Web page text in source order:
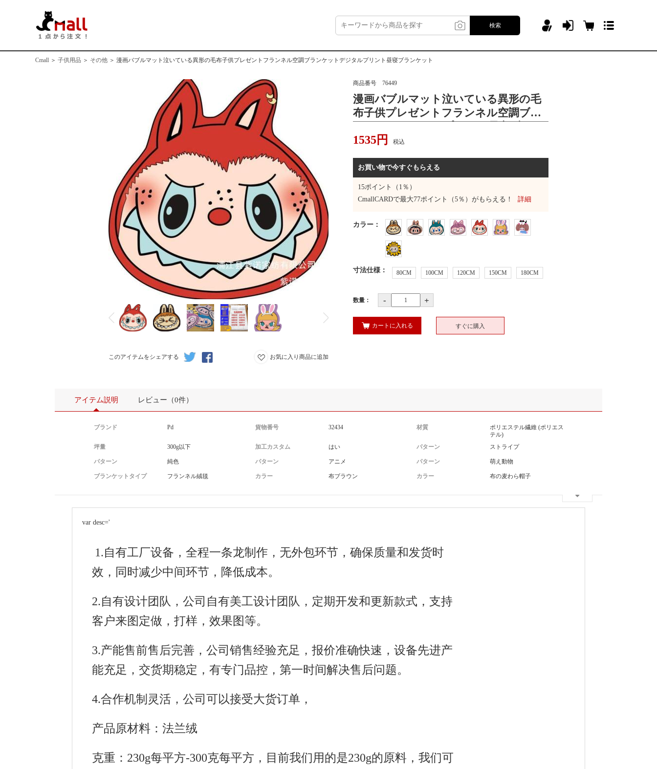
検索
Cmall ＞ 子供用品 ＞ その他 ＞ 漫画バブルマット泣いている異形の毛布子供プレゼントフランネル空調ブランケットデジタルプリント昼寝ブランケット
このアイテムをシェアする お気に入り商品に追加
商品番号 76449
漫画バブルマット泣いている異形の毛
布子供プレゼントフランネル空調ブラ
ケット
1535円 税込
お買い物で今すぐもらえる
15ポイント（1％）
CmallCARDで最大77ポイント（5％）がもらえる！ 詳細
カラー ：
寸法仕様 ： 80CM 100CM 120CM 150CM 180CM
数量： - +
カートに入れる すぐに購入
アイテム説明 レビュー（0件）
ブランド Pd 貨物番号 32434 材質
ポリエステル繊維 (ポリエス
テル)
坪量
300g以下 加工カスタム はい パターン ストライプ
パターン 純色 パターン アニメ パターン 萌え動物
ブランケットタイプ フランネル絨毯 カラー 布ブラウン カラー 布の麦わら帽子
var desc='
2.自有设计团队，公司自有美工设计团队，定期开发和更新款式，支持
客户来图定做，打样，效果图等。
3.产能售前售后完善，公司销售经验充足，报价准确快速，设备先进产
客户咨询我们旺旺。我们可以制定一对一的生产方案。
工艺：产品使用的是单面数码印花及热转印工艺，使用的都是3000*300
0分辨率的高清图，产品印刷清晰，色牢度高，反面是白色原底。
交期：100-500条3天左右发货 500-1000条5条左右 遇到节假日或者特殊
包装：目前我们采用的是透明封口塑料带包装，纸箱为60*50*60CM的
给客服，客服会根据具体的要求的难易程度给出报价。
本公司不支持退换货。尺寸上下相差3-5cm属于正常